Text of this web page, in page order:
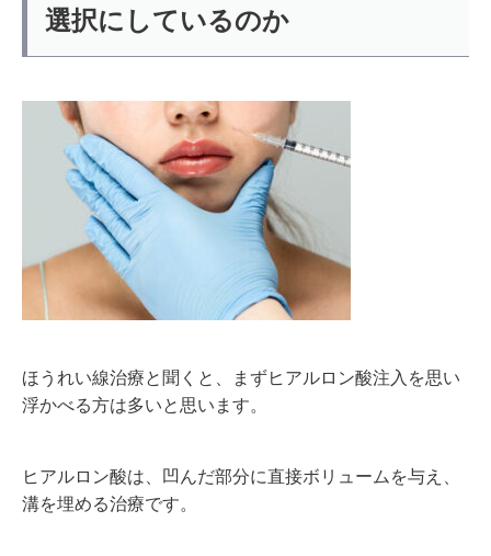
選択にしているのか
ほうれい線治療と聞くと、まずヒアルロン酸注入を思い
浮かべる方は多いと思います。
ヒアルロン酸は、凹んだ部分に直接ボリュームを与え、
溝を埋める治療です。